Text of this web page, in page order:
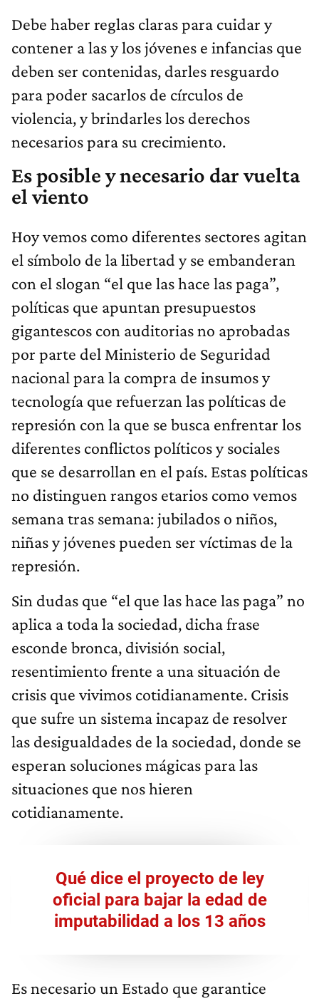
Debe haber reglas claras para cuidar y
contener a las y los jóvenes e infancias que
deben ser contenidas, darles resguardo
para poder sacarlos de círculos de
violencia, y brindarles los derechos
necesarios para su crecimiento.
Es posible y necesario dar vuelta
el viento
Hoy vemos como diferentes sectores agitan
el símbolo de la libertad y se embanderan
con el slogan “el que las hace las paga”,
políticas que apuntan presupuestos
gigantescos con auditorias no aprobadas
por parte del Ministerio de Seguridad
nacional para la compra de insumos y
tecnología que refuerzan las políticas de
represión con la que se busca enfrentar los
diferentes conflictos políticos y sociales
que se desarrollan en el país. Estas políticas
no distinguen rangos etarios como vemos
semana tras semana: jubilados o niños,
niñas y jóvenes pueden ser víctimas de la
represión.
Sin dudas que “el que las hace las paga” no
aplica a toda la sociedad, dicha frase
esconde bronca, división social,
resentimiento frente a una situación de
crisis que vivimos cotidianamente. Crisis
que sufre un sistema incapaz de resolver
las desigualdades de la sociedad, donde se
esperan soluciones mágicas para las
situaciones que nos hieren
cotidianamente.
Qué dice el proyecto de ley
oficial para bajar la edad de
imputabilidad a los 13 años
Es necesario un Estado que garantice